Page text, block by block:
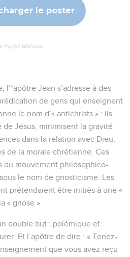
le poster
Projet Biblique
Jean s’adresse à des
de gens qui enseignent
le nom d’« antichrists » : ils
de Jésus, minimisent la gravité
dans la relation avec Dieu,
de la morale chrétienne. Ces
du mouvement philosophico-
le nom de gnosticisme. Les
prétendaient être initiés à une «
« gnose ».
double but : polémique et
Et l’apôtre de dire : « Tenez-
que vous avez reçu